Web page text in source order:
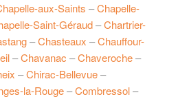
aux-Saints –Chapelle-
Saint-Géraud–Chartrier-
–Chasteaux –Chauffour-
–Chavanac –Chaveroche–
–Chirac-Bellevue–
la-Rouge–Combressol–